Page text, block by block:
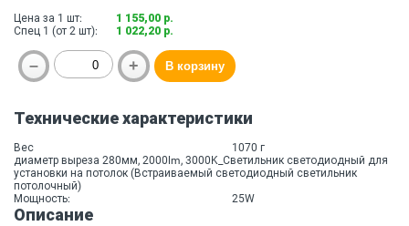
Цена за 1 шт:
1 155,00 р.
Спец 1 (от 2 шт):
1 022,20 р.
Технические характеристики
Вес
1070 г
диаметр выреза 280мм, 2000lm, 3000K_Светильник светодиодный для
установки на потолок (Встраиваемый светодиодный светильник
потолочный)
Мощность:
25W
Описание